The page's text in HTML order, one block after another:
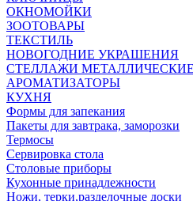
ОКНОМОЙКИ
ЗООТОВАРЫ
ТЕКСТИЛЬ
НОВОГОДНИЕ УКРАШЕНИЯ
СТЕЛЛАЖИ МЕТАЛЛИЧЕСКИЕ
АРОМАТИЗАТОРЫ
КУХНЯ
Формы для запекания
Пакеты для завтрака, заморозки
Термосы
Сервировка стола
Столовые приборы
Кухонные принадлежности
Ножи, терки,разделочные доски